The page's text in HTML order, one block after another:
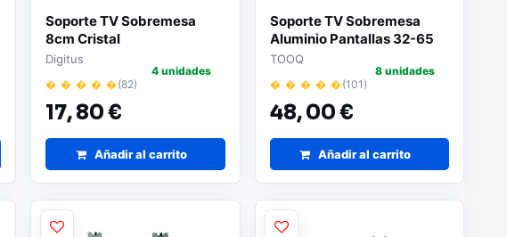
Soporte TV Sobremesa
8cm Cristal
Digitus
� � � � �(82)
17,80 €
4 unidades
Añadir al carrito
Soporte TV Sobremesa
Aluminio Pantallas 32-65
TOOQ
� � � � �(101)
48,00 €
8 unidades
Añadir al carrito